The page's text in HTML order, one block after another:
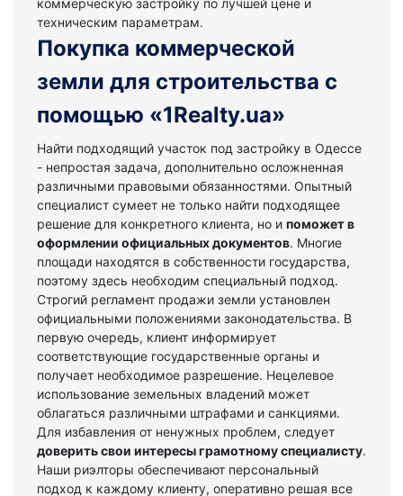
коммерческую застройку по лучшей цене и
техническим параметрам.
Покупка коммерческой
земли для строительства с
помощью «1Realty.ua»
Найти подходящий участок под застройку в Одессе
- непростая задача, дополнительно осложненная
различными правовыми обязанностями. Опытный
специалист сумеет не только найти подходящее
решение для конкретного клиента, но и поможет в
оформлении официальных документов. Многие
площади находятся в собственности государства,
поэтому здесь необходим специальный подход.
Строгий регламент продажи земли установлен
официальными положениями законодательства. В
первую очередь, клиент информирует
соответствующие государственные органы и
получает необходимое разрешение. Нецелевое
использование земельных владений может
облагаться различными штрафами и санкциями.
Для избавления от ненужных проблем, следует
доверить свои интересы грамотному специалисту.
Наши риэлторы обеспечивают персональный
подход к каждому клиенту, оперативно решая все